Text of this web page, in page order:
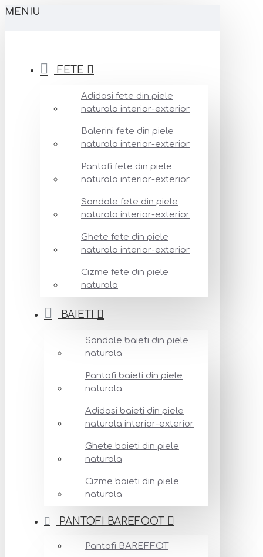
MENIU
FETE
Adidasi fete din piele
naturala interior-exterior
Balerini fete din piele
naturala interior-exterior
Pantofi fete din piele
naturala interior-exterior
Sandale fete din piele
naturala interior-exterior
Ghete fete din piele
naturala interior-exterior
Cizme fete din piele
naturala
BAIETI
Sandale baieti din piele
naturala
Pantofi baieti din piele
naturala
Adidasi baieti din piele
naturala interior-exterior
Ghete baieti din piele
naturala
Cizme baieti din piele
naturala
PANTOFI BAREFOOT
Pantofi BAREFFOT